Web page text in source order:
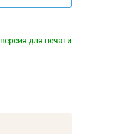
версия для печати